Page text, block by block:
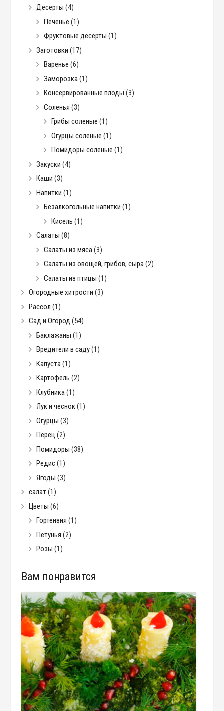
Десерты (4)
Печенье (1)
Фруктовые десерты (1)
Заготовки (17)
Варенье (6)
Заморозка(1)
Консервированные плоды (3)
Соленья (3)
Грибы соленые (1)
Огурцы соленые (1)
Помидоры соленые (1)
Закуски (4)
Каши (3)
Напитки (1)
Безалкогольные напитки (1)
Кисель (1)
Салаты (8)
Салаты из мяса(3)
Салаты из овощей, грибов, сыра(2)
Салаты из птицы (1)
Огородные хитрости (3)
Рассол (1)
Сад и Огород (54)
Баклажаны (1)
Вредители в саду(1)
Капуста(1)
Картофель (2)
Клубника(1)
Лук и чеснок(1)
Огурцы (3)
Перец (2)
Помидоры (38)
Редис(1)
Ягоды (3)
салат(1)
Цветы (6)
Гортензия (1)
Петунья (2)
Розы (1)
Вам понравится